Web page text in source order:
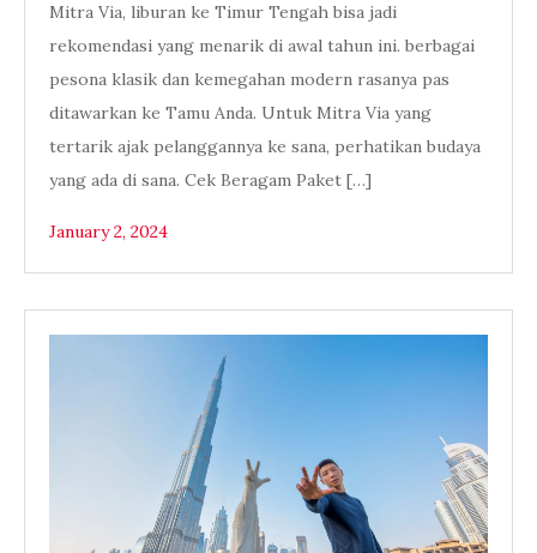
Mitra Via, liburan ke Timur Tengah bisa jadi
rekomendasi yang menarik di awal tahun ini. berbagai
pesona klasik dan kemegahan modern rasanya pas
ditawarkan ke Tamu Anda. Untuk Mitra Via yang
tertarik ajak pelanggannya ke sana, perhatikan budaya
yang ada di sana. Cek Beragam Paket […]
January 2, 2024